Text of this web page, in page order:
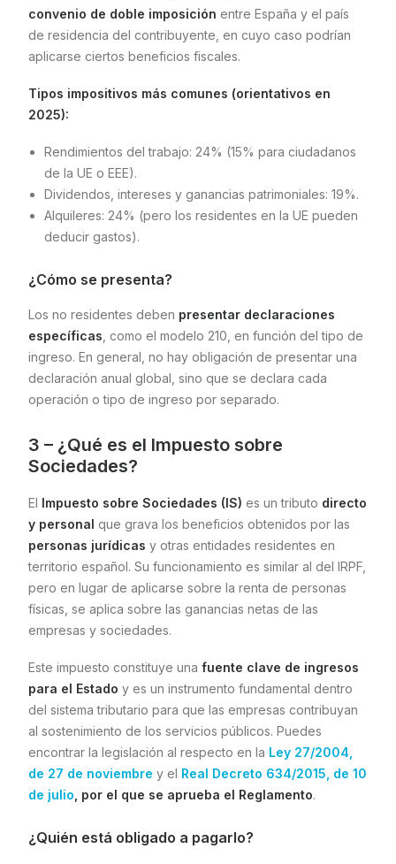
convenio de doble imposición entre España y el país
de residencia del contribuyente, en cuyo caso podrían
aplicarse ciertos beneficios fiscales.
Tipos impositivos más comunes (orientativos en
2025):
Rendimientos del trabajo: 24% (15% para ciudadanos
de la UE o EEE).
Dividendos, intereses y ganancias patrimoniales: 19%.
Alquileres: 24% (pero los residentes en la UE pueden
deducir gastos).
¿Cómo se presenta?
Los no residentes deben presentar declaraciones
específicas , como el modelo 210, en función del tipo de
ingreso. En general, no hay obligación de presentar una
declaración anual global, sino que se declara cada
operación o tipo de ingreso por separado.
3 – ¿Qué es el Impuesto sobre
Sociedades?
El Impuesto sobre Sociedades (IS) es un tributo directo
y personal que grava los beneficios obtenidos por las
personas jurídicas y otras entidades residentes en
territorio español. Su funcionamiento es similar al del IRPF,
pero en lugar de aplicarse sobre la renta de personas
físicas, se aplica sobre las ganancias netas de las
empresas y sociedades.
Este impuesto constituye una fuente clave de ingresos
para el Estado y es un instrumento fundamental dentro
del sistema tributario para que las empresas contribuyan
al sostenimiento de los servicios públicos. Puedes
encontrar la legislación al respecto en la Ley 27/2004,
de 27 de noviembre y el Real Decreto 634/2015, de 10
de julio , por el que se aprueba el Reglamento.
¿Quién está obligado a pagarlo?